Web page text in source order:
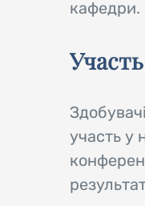
кафедри.
участь у